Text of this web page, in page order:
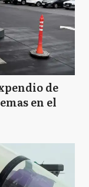
de
en el